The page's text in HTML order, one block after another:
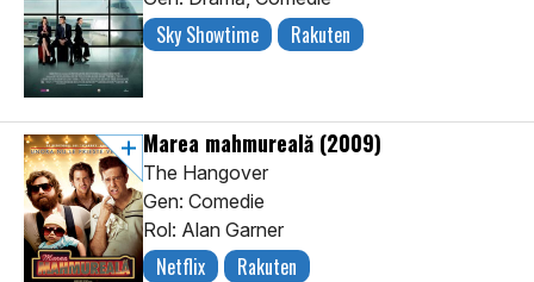
Sky Showtime Rakuten
Marea mahmureală (2009)
The Hangover
Gen: Comedie
Rol: Alan Garner
Netflix Rakuten